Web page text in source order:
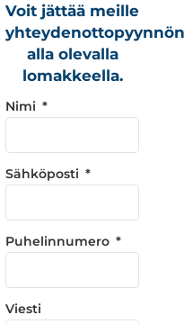
Voit jättää meille
yhteydenottopyynnön
alla olevalla
lomakkeella.
Nimi
Sähköposti
Puhelinnumero
Viesti